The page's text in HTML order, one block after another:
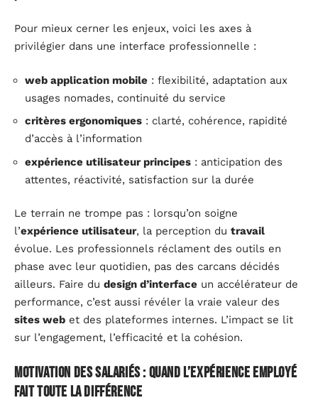
Pour mieux cerner les enjeux, voici les axes à
privilégier dans une interface professionnelle :
web application mobile : flexibilité, adaptation aux
usages nomades, continuité du service
critères ergonomiques : clarté, cohérence, rapidité
d’accès à l’information
expérience utilisateur principes : anticipation des
attentes, réactivité, satisfaction sur la durée
Le terrain ne trompe pas : lorsqu’on soigne
l’expérience utilisateur, la perception du travail
évolue. Les professionnels réclament des outils en
phase avec leur quotidien, pas des carcans décidés
ailleurs. Faire du design d’interface un accélérateur de
performance, c’est aussi révéler la vraie valeur des
sites web et des plateformes internes. L’impact se lit
sur l’engagement, l’efficacité et la cohésion.
motivation des salariés : quand l’expérience employé
fait toute la différence